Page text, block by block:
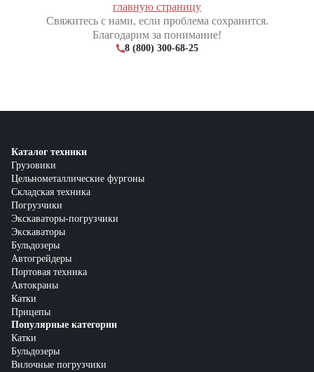
главную страницу
Свяжитесь с нами, если проблема сохранится.
Благодарим за понимание!
8 (800) 300-68-25
Каталог техники
Грузовики
Цельнометаллические фургоны
Складская техника
Погрузчики
Экскаваторы-погрузчики
Экскаваторы
Бульдозеры
Автогрейдеры
Портовая техника
Автокраны
Катки
Прицепы
Популярные категории
Катки
Бульдозеры
Вилочные погрузчики